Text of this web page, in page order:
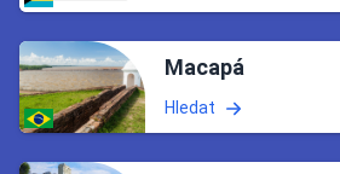
Macapá
Hledat